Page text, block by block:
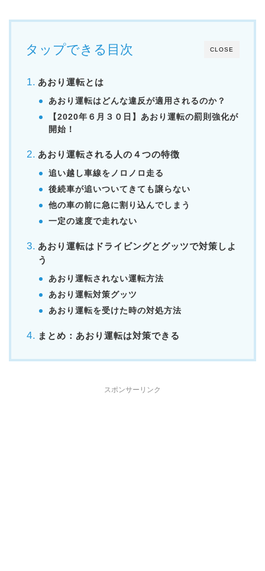
CLOSE
タップできる目次
あおり運転とは
あおり運転はどんな違反が適用されるのか？
【2020年６月３０日】 あおり運転の罰則強化が
開始！
あおり運転される人の４つの特徴
追い越し車線をノロノロ走る
後続車が追いついてきても譲らない
他の車の前に急に割り込んでしまう
一定の速度で走れない
あおり運転はドライビングとグッツで対策しよ
う
あおり運転されない運転方法
あおり運転対策グッツ
あおり運転を受けた時の対処方法
まとめ：あおり運転は対策できる
スポンサーリンク